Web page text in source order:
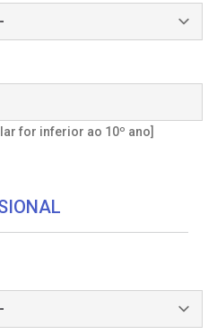
for inferior ao 10º ano]